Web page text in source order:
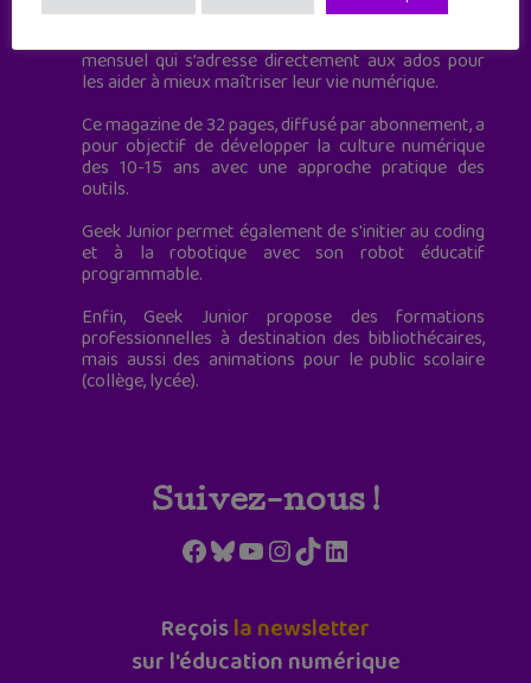
mensuel qui s’adresse directement aux ados pour
les aider à mieux maîtriser leur vie numérique.
Ce magazine de 32 pages, diffusé par abonnement, a
pour objectif de développer la culture numérique
des 10-15 ans avec une approche pratique des
outils.
Geek Junior permet également de s'initier au coding
et à la robotique avec son robot éducatif
programmable.
Enfin, Geek Junior propose des formations
professionnelles à destination des bibliothécaires,
mais aussi des animations pour le public scolaire
(collège, lycée).
Suivez-nous !
Facebook
Bluesky
YouTube
Instagram
TikTokLinkedIn
Reçoisla newsletter
sur l'éducation numérique